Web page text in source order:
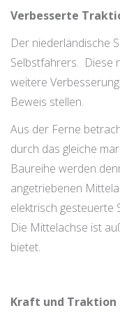
Verbesserte
Der niederländische
Selbstfahrers. Diese
weitere
Beweis stellen.
Aus der Ferne
durch das gleiche
Baureihe werden
angetriebenen
elektrisch gesteuerte
Die Mittelachse ist
bietet.
Kraft und Traktion